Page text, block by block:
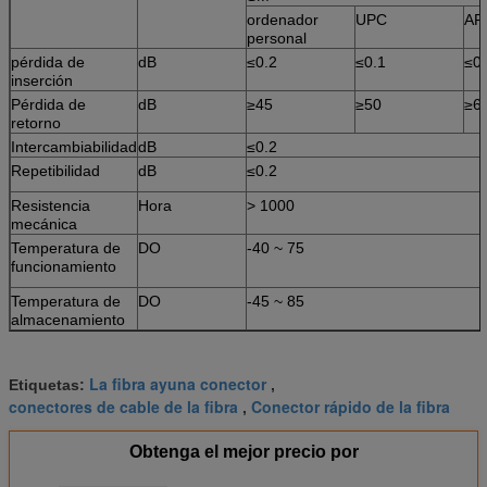
200-600g
0.3dB
(1000times)
-40
ordenador
personal
UPC
pérdida de
inserción
dB ≤0.2 ≤0.1
Pérdida de
retorno
dB ≥45 ≥50
IntercambiabilidaddB
≤0.2
Repetibilidad
dB
≤0.2
Resistencia
mecánica
Hora > 1000
Temperatura de
funcionamiento
DO -40 ~ 75
Temperatura de
almacenamiento
DO -45 ~ 85
Etiquetas: La fibra ayuna conector ,
conectores de cable de la fibra , Conector rápido de la fibra
Obtenga el mejor precio por